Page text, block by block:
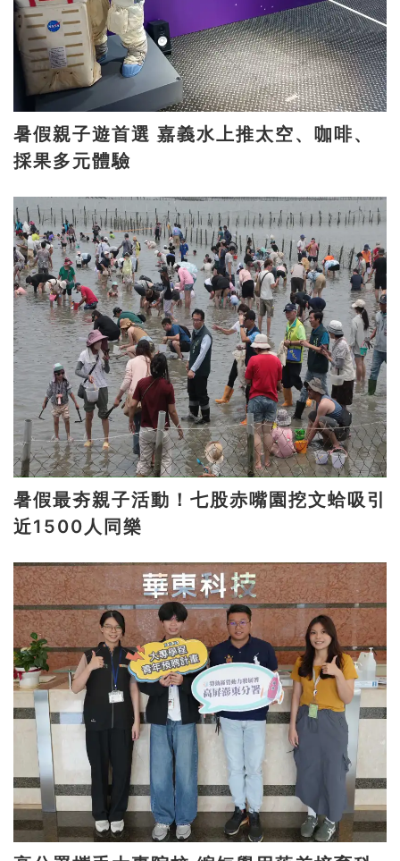
暑假親子遊首選 嘉義水上推太空、咖啡、
採果多元體驗
暑假最夯親子活動！七股赤嘴園挖文蛤吸引
近1500人同樂